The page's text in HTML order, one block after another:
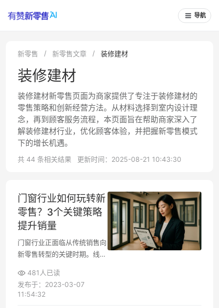
导航
新零售 新零售文章 装修建材
装修建材
装修建材新零售页面为商家提供了专注于装修建材的
零售策略和创新经营方法。从材料选择到室内设计理
念，再到顾客服务流程，本页面旨在帮助商家深入了
解装修建材行业，优化顾客体验，并把握新零售模式
下的增长机遇。
共 44 条相关结果 更新时间：2025-08-21 10:43:30
门窗行业如何玩转新
零售？3个关键策略
提升销量
门窗行业正面临从传统销售向
新零售转型的关键时期。线上
但很多企业仍停留在简单开网
店的阶段。实际上，通过精准
481人已读
发布于：2023-03-07
11:54:32